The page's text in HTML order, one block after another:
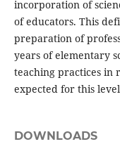
incorporation of
of educators. This
preparation of
years of elementary
teaching practices in
expected for this
DOWNLOADS